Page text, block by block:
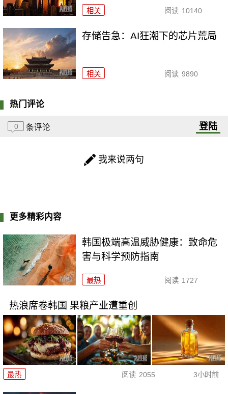
相关 阅读 10140
存储告急：AI狂潮下的芯片荒局
相关 阅读 9890
热门评论
0 条评论 登陆
我来说两句
更多精彩内容
韩国极端高温威胁健康：致命危
害与科学预防指南
最热 阅读 1727
热浪席卷韩国 果粮产业遭重创
最热 阅读 2055 3小时前